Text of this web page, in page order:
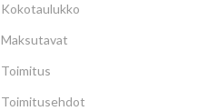
Kokotaulukko
Maksutavat
Toimitus
Toimitusehdot